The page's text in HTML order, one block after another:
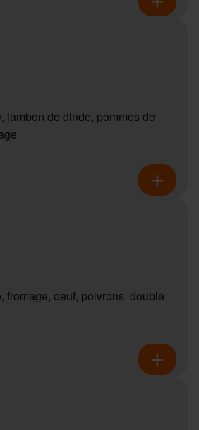
jambon de dinde, pommes de
fromage, oeuf, poivrons, double